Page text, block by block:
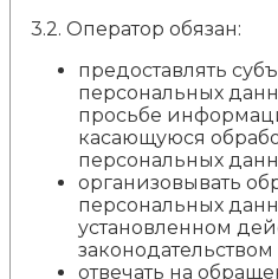
3.2. Оператор обязан:
предоставлять
персональных
просьбе
касающуюся
персональных
организовывать
персональных
установленном
отвечать на